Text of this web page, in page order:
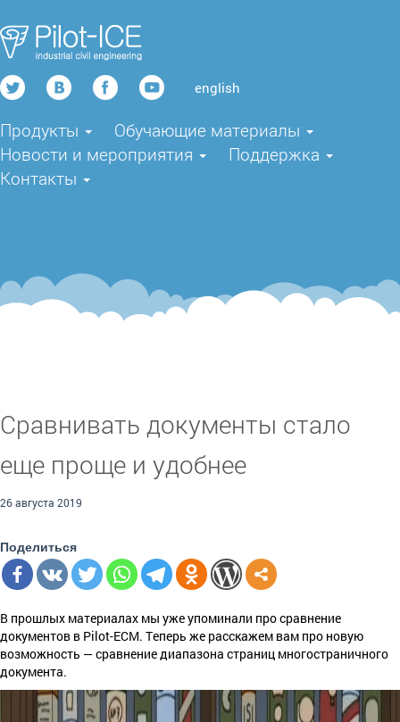
english
Продукты
Обучающие материалы
Новости и мероприятия
Поддержка
Контакты
Сравнивать документы стало
еще проще и удобнее
26 августа 2019
Поделиться
В прошлых материалах мы уже упоминали про сравнение
документов в Pilot-ECM. Теперь же расскажем вам про новую
возможность — сравнение диапазона страниц многостраничного
документа.